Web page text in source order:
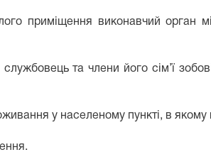
приміщення виконавчий орган
та члени його сім’ї
у населеному пункті, в якому